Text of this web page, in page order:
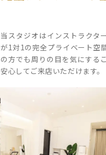
当スタジオはインストラクタ
が1対1の完全プライベート空
の方でも周りの目を気にする
安心してご来店いただけます。